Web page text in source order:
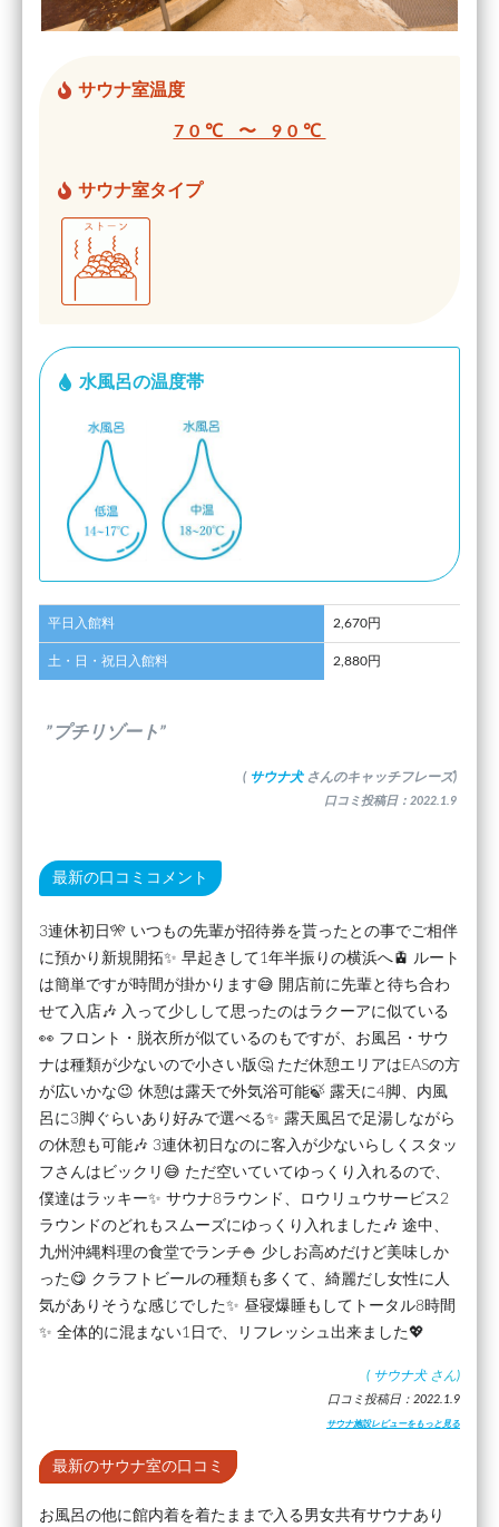
サウナ室温度
70℃ 〜 90℃
サウナ室タイプ
水風呂の温度帯
平日入館料 2,670円
土・日・祝日入館料 2,880円
”プチリゾート”
( サウナ犬 さんのキャッチフレーズ)
口コミ投稿日：2022.1.9
最新の口コミコメント
3連休初日🎌 いつもの先輩が招待券を貰ったとの事でご相伴
に預かり新規開拓✨ 早起きして1年半振りの横浜へ🚊 ルート
は簡単ですが時間が掛かります😅 開店前に先輩と待ち合わ
せて入店🎶 入って少しして思ったのはラクーアに似ている
👀 フロント・脱衣所が似ているのもですが、お風呂・サウ
ナは種類が少ないので小さい版🤔 ただ休憩エリアはEASの方
が広いかな😉 休憩は露天で外気浴可能🍃 露天に4脚、内風
呂に3脚ぐらいあり好みで選べる✨ 露天風呂で足湯しながら
の休憩も可能🎶 3連休初日なのに客入が少ないらしくスタッ
フさんはビックリ😅 ただ空いていてゆっくり入れるので、
僕達はラッキー✨ サウナ8ラウンド、ロウリュウサービス2
ラウンドのどれもスムーズにゆっくり入れました🎶 途中、
九州沖縄料理の食堂でランチ🍚 少しお高めだけど美味しか
った😋 クラフトビールの種類も多くて、綺麗だし女性に人
気がありそうな感じでした✨ 昼寝爆睡もしてトータル8時間
✨ 全体的に混まない1日で、リフレッシュ出来ました💖
( サウナ犬 さん)
口コミ投稿日：2022.1.9
サウナ施設レビューをもっと見る
最新のサウナ室の口コミ
お風呂の他に館内着を着たままで入る男女共有サウナあり